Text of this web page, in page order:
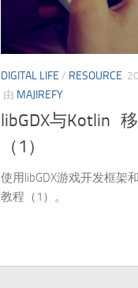
DIGITAL LIFE / RESOURCE
由 MAJIREFY
libGDX与Kotlin
（1）
使用libGDX游戏开发框架
教程（1）。